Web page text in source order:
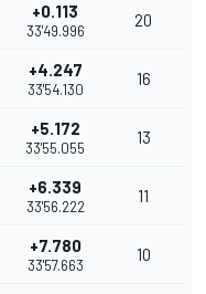
+0.113
33'49.996
20
+4.247
33'54.130
16
+5.172
33'55.055
13
+6.339
33'56.222
11
+7.780
33'57.663
10